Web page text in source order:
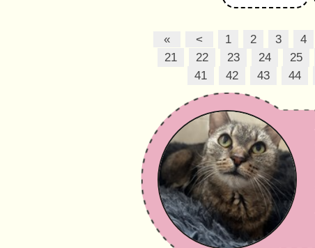
« < 1 2 3 4
21
22 23 24 25
41
42 43 44